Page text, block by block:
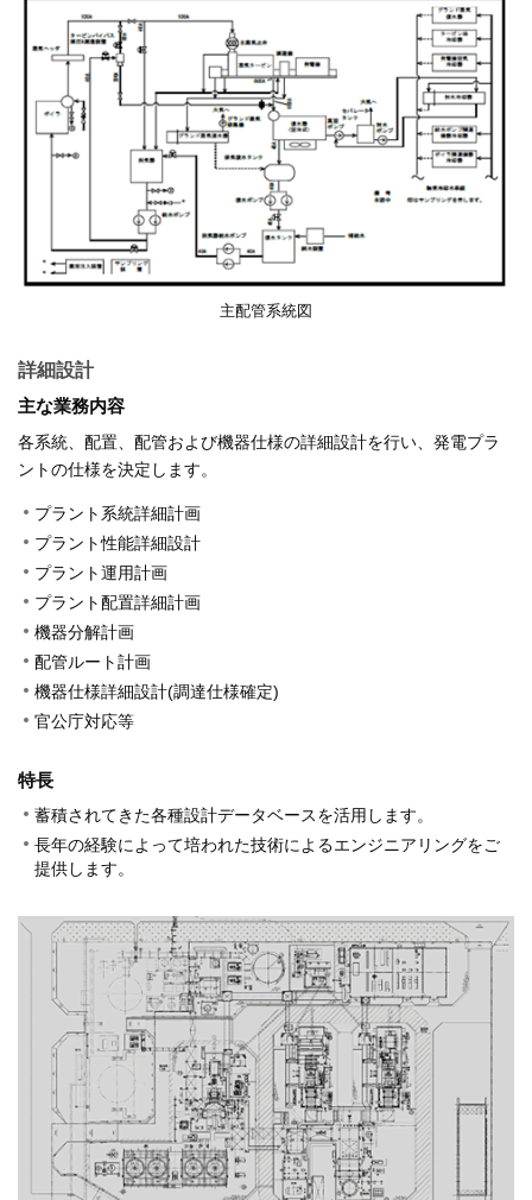
主配管系統図
詳細設計
主な業務内容
各系統、配置、配管および機器仕様の詳細設計を行い、発電プラ
ントの仕様を決定します。
プラント系統詳細計画
プラント性能詳細設計
プラント運用計画
プラント配置詳細計画
機器分解計画
配管ルート計画
機器仕様詳細設計(調達仕様確定)
官公庁対応等
特長
蓄積されてきた各種設計データベースを活用します。
長年の経験によって培われた技術によるエンジニアリングをご
提供します。